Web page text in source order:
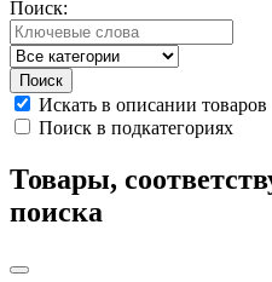
Поиск:
Искать в описании товаров
Поиск в подкатегориях
Товары,
поиска